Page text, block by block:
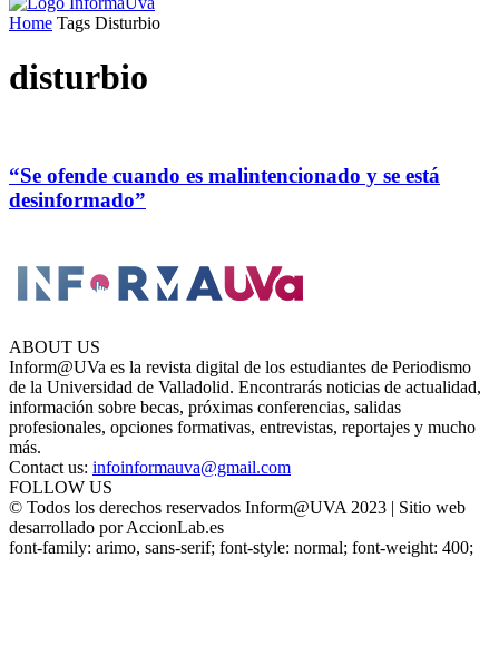
Home Tags Disturbio
disturbio
“Se ofende cuando es malintencionado y se está
desinformado”
ABOUT US
Inform@UVa es la revista digital de los estudiantes de Periodismo
de la Universidad de Valladolid. Encontrarás noticias de actualidad,
información sobre becas, próximas conferencias, salidas
profesionales, opciones formativas, entrevistas, reportajes y mucho
más.
Contact us: infoinformauva@gmail.com
FOLLOW US
© Todos los derechos reservados Inform@UVA 2023 | Sitio web
desarrollado por AccionLab.es
font-family: arimo, sans-serif; font-style: normal; font-weight: 400;